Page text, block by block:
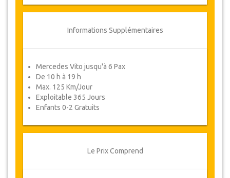
Si vous avez besoind’options de chambre
différentes, tels qu’une chambre familiale ou des
poser une question", en bas à droite de
Vue d'ensemble du Tour
Jour : Visite privée du Bosphore (2
heures)
de Nuit
Détails du Tour
Informations Supplémentaires
Mercedes Vito jusqu'à 6 Pax
De 10 h à 19 h
Max. 125 Km/Jour
Exploitable 365 Jours
Enfants 0-2 Gratuits
Le Prix Comprend